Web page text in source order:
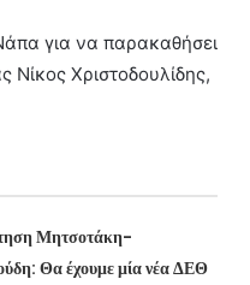
για να παρακαθήσει
Νίκος Χριστοδουλίδης,
Μητσοτάκη-
Θα έχουμε μία νέα ΔΕΘ